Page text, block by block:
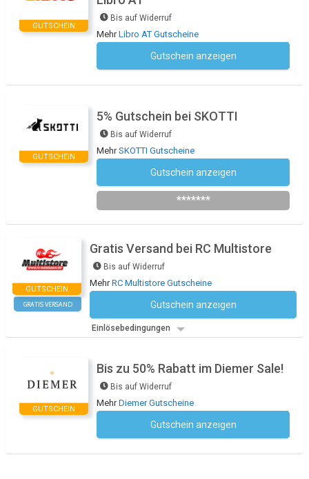
GUTSCHEIN
Bis auf Widerruf
MehrLibro AT Gutscheine
Gutschein anzeigen
GUTSCHEIN
5% Gutschein bei SKOTTI
Bis auf Widerruf
MehrSKOTTI Gutscheine
Gutschein anzeigen
*******
GUTSCHEIN
GRATIS VERSAND
Gratis Versand bei RC Multistore
Bis auf Widerruf
MehrRC Multistore Gutscheine
Gutschein anzeigen
Einlösebedingungen
GUTSCHEIN
Bis zu 50% Rabatt im Diemer Sale!
Bis auf Widerruf
MehrDiemer Gutscheine
Gutschein anzeigen